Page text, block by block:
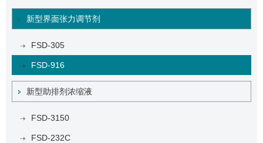
新型界面张力调节剂
FSD-305
FSD-916
新型助排剂浓缩液
FSD-3150
FSD-232C